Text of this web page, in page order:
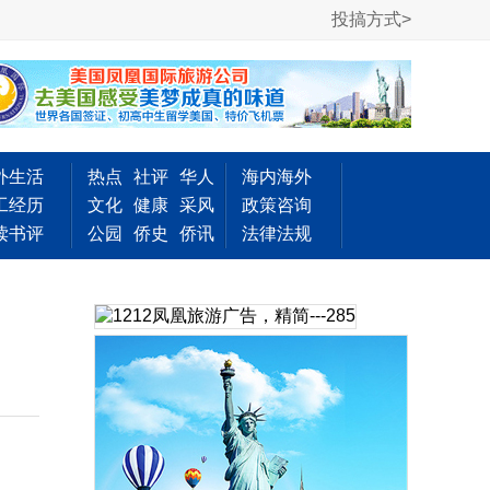
投搞方式>
生活
经历
书评
热点 社评 华人
文化 健康 采风
公园
侨史 侨讯
海内海外
政策咨询
法律法规